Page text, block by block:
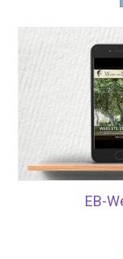
EB-